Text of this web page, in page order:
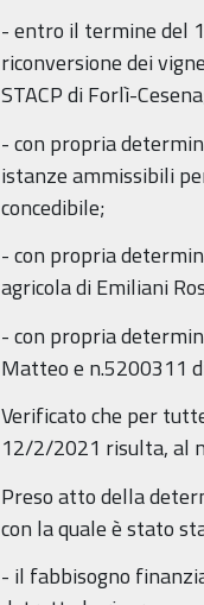
- entro il termine del
riconversione dei
STACP di Forlì-
- con propria
istanze ammissibili
concedibile;
- con propria
agricola di Emiliani
- con propria
Matteo e n.5200311
Verificato che per
12/2/2021 risulta, al
Preso atto della
con la quale è stato
- il fabbisogno